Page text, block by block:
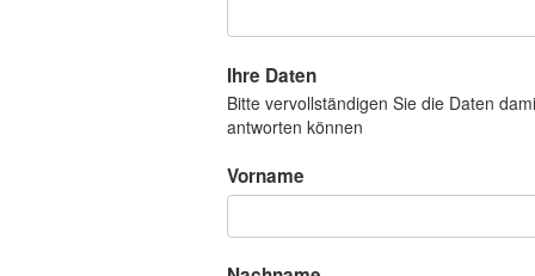
Ihre Daten
Bitte vervollständigen Sie die Daten
antworten können
Vorname